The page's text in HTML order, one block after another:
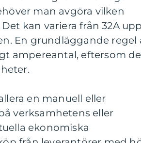
man avgöra vilken
kan variera från 32A upp
En grundläggande regel
ampereantal, eftersom
en manuell eller
verksamhetens eller
ekonomiska